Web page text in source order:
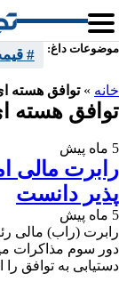
موضوعات داغ: #
خانه »توافق هسته
توافق هسته
5 ماه پیش
رابرت مالی
پذیر دانست
5 ماه پیش
رابرت (راب) مالی
دور سوم مذاکرات
دستیابی به توافق